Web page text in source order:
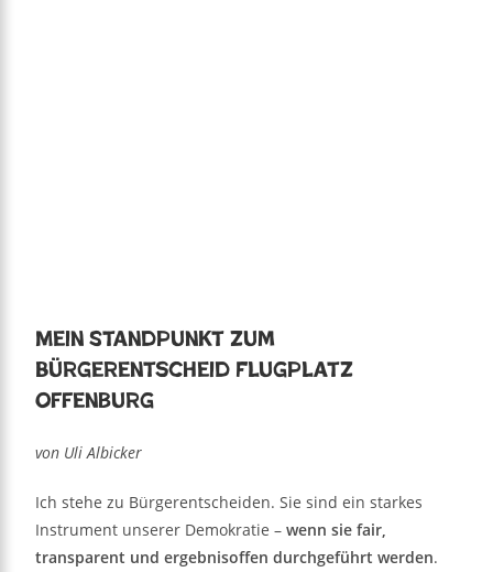
Mein Standpunkt zum
Bürgerentscheid Flugplatz
Offenburg
von Uli Albicker
Ich stehe zu Bürgerentscheiden. Sie sind ein starkes
Instrument unserer Demokratie –wenn sie fair,
transparent und ergebnisoffen durchgeführt werden.